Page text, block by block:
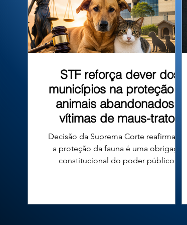
STF reforça dever dos
municípios na proteção de
animais abandonados e
vítimas de maus-tratos
Decisão da Suprema Corte reafirma que
a proteção da fauna é uma obrigação
constitucional do poder público e